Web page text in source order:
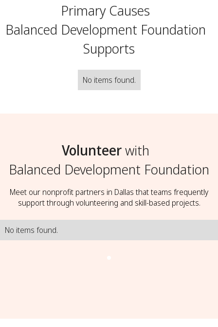
Primary Causes
Balanced Development Foundation
Supports
No items found.
Volunteerwith
Balanced Development Foundation
Meet our nonprofit partners in Dallas that teams frequently
support through volunteering and skill-based projects.
No items found.